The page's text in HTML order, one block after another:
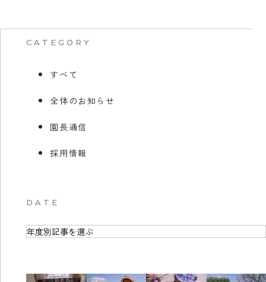
CATEGORY
すべて
全体のお知らせ
園長通信
採用情報
DATE